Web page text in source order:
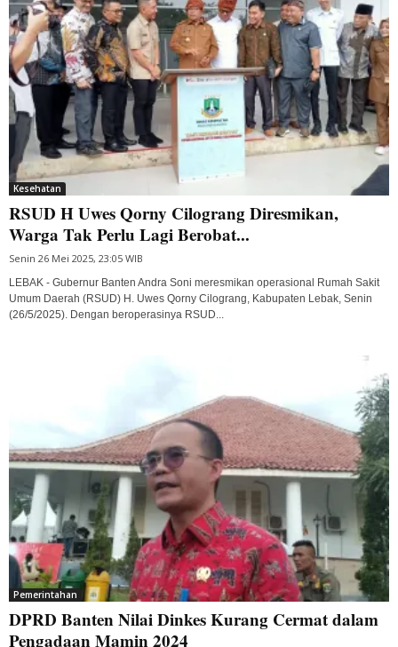
Kesehatan
RSUD H Uwes Qorny Cilograng Diresmikan,
Warga Tak Perlu Lagi Berobat...
Senin 26 Mei 2025, 23:05 WIB
LEBAK - Gubernur Banten Andra Soni meresmikan operasional Rumah Sakit
Umum Daerah (RSUD) H. Uwes Qorny Cilograng, Kabupaten Lebak, Senin
(26/5/2025). Dengan beroperasinya RSUD...
Pemerintahan
DPRD Banten Nilai Dinkes Kurang Cermat dalam
Pengadaan Mamin 2024